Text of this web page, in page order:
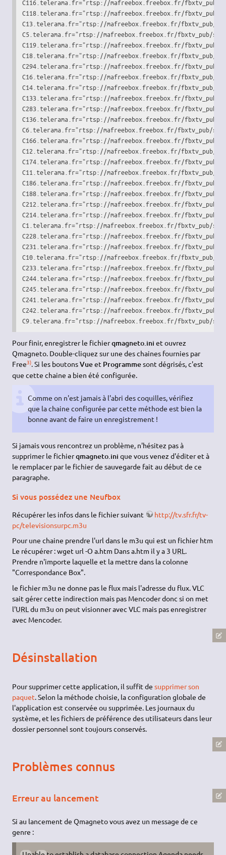
C116.telerama.fr="rtsp://mafreebox.freebox.fr/fbxtv_pub/
C118.telerama.fr="rtsp://mafreebox.freebox.fr/fbxtv_pub/
C13.telerama.fr="rtsp://mafreebox.freebox.fr/fbxtv_pub/
C5.telerama.fr="rtsp://mafreebox.freebox.fr/fbxtv_pub/
C119.telerama.fr="rtsp://mafreebox.freebox.fr/fbxtv_pub/
C18.telerama.fr="rtsp://mafreebox.freebox.fr/fbxtv_pub/
C294.telerama.fr="rtsp://mafreebox.freebox.fr/fbxtv_pub/
C16.telerama.fr="rtsp://mafreebox.freebox.fr/fbxtv_pub/
C14.telerama.fr="rtsp://mafreebox.freebox.fr/fbxtv_pub/
C133.telerama.fr="rtsp://mafreebox.freebox.fr/fbxtv_pub/
C283.telerama.fr="rtsp://mafreebox.freebox.fr/fbxtv_pub/
C136.telerama.fr="rtsp://mafreebox.freebox.fr/fbxtv_pub/
C6.telerama.fr="rtsp://mafreebox.freebox.fr/fbxtv_pub/
C166.telerama.fr="rtsp://mafreebox.freebox.fr/fbxtv_pub/
C12.telerama.fr="rtsp://mafreebox.freebox.fr/fbxtv_pub/
C174.telerama.fr="rtsp://mafreebox.freebox.fr/fbxtv_pub/
C11.telerama.fr="rtsp://mafreebox.freebox.fr/fbxtv_pub/
C186.telerama.fr="rtsp://mafreebox.freebox.fr/fbxtv_pub/
C188.telerama.fr="rtsp://mafreebox.freebox.fr/fbxtv_pub/
C212.telerama.fr="rtsp://mafreebox.freebox.fr/fbxtv_pub/
C214.telerama.fr="rtsp://mafreebox.freebox.fr/fbxtv_pub/
C1.telerama.fr="rtsp://mafreebox.freebox.fr/fbxtv_pub/
C228.telerama.fr="rtsp://mafreebox.freebox.fr/fbxtv_pub/
C231.telerama.fr="rtsp://mafreebox.freebox.fr/fbxtv_pub/
C10.telerama.fr="rtsp://mafreebox.freebox.fr/fbxtv_pub/
C233.telerama.fr="rtsp://mafreebox.freebox.fr/fbxtv_pub/
C244.telerama.fr="rtsp://mafreebox.freebox.fr/fbxtv_pub/
C245.telerama.fr="rtsp://mafreebox.freebox.fr/fbxtv_pub/
C241.telerama.fr="rtsp://mafreebox.freebox.fr/fbxtv_pub/
C242.telerama.fr="rtsp://mafreebox.freebox.fr/fbxtv_pub/
C9.telerama.fr="rtsp://mafreebox.freebox.fr/fbxtv_pub/
Pour finir, enregistrer le fichierqmagneto.ini et ouvrez
Qmagneto. Double-cliquez sur une des chaines fournies par
Free3) . Si les boutonsVueet Programmesont dégrisés, c'est
que cette chaine a bien été configurée.
Comme on n'est jamais à l'abri des coquilles, vérifiez
que la chaine configurée par cette méthode est bien la
bonne avant de faire un enregistrement !
Si jamais vous rencontrez un problème, n'hésitez pas à
supprimer le fichierqmagneto.ini que vous venez d'éditer et à
le remplacer par le fichier de sauvegarde fait au début de ce
paragraphe.
Si vous possédez une Neufbox
Récupérer les infos dans le fichier suivant
http://tv.sfr.fr/tv-
pc/televisionsurpc.m3u
Pour une chaine prendre l'url dans le m3u qui est un fichier htm
Le récupérer : wget url -O a.htm Dans a.htm il y a 3 URL .
Prendre n'importe laquelle et la mettre dans la colonne
"Correspondance Box".
le fichier m3u ne donne pas le flux mais l'adresse du flux. VLC
sait gérer cette indirection mais pas Mencoder donc si on met
l'URL du m3u on peut visionner avec VLC mais pas enregistrer
avec Mencoder.
Désinstallation
Pour supprimer cette application, il suffit desupprimer son
paquet. Selon la méthode choisie, la configuration globale de
l'application est conservée ou supprimée. Les journaux du
système, et les fichiers de préférence des utilisateurs dans leur
dossier personnel sont toujours conservés.
Problèmes connus
Erreur au lancement
Si au lancement de Qmagneto vous avez un message de ce
genre :